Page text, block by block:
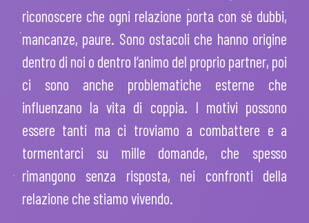
riconoscere che ogni relazione porta con sé dubbi,
mancanze, paure. Sono ostacoli che hanno origine
dentro di noi o dentro l’animo del proprio partner, poi
ci sono anche problematiche esterne che
influenzano la vita di coppia. I motivi possono
essere tanti ma ci troviamo a combattere e a
tormentarci su mille domande, che spesso
rimangono senza risposta, nei confronti della
relazione che stiamo vivendo.